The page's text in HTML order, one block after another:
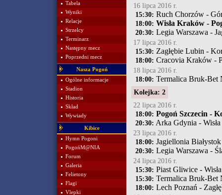
Tabela
Wyniki
Relacje
Strzelcy
Terminarz
Następny mecz
Poprzedni mecz
Nasza Pogoń
Ogólne informacje
Stadion
Historia
Skład
Wywiady
Kibice
Hymn Pogoni
PogońM@NIA
Forum
Galeria
Felietony
Flagi
Vlepki
16 lipca 2016 r.
15:30: Ruch Chorzów -
18:00: Wisła Kraków -
20:30: Legia Warszawa -
17 lipca 2016 r.
15:30: Zagłębie Lubin -
18:00: Cracovia Kraków -
18 lipca 2016 r.
18:00: Termalica Bruk-Bet
Kolejka: 2
22 lipca 2016 r.
18:00: Pogoń Szczecin -
20:30: Arka Gdynia -
23 lipca 2016 r.
18:00: Jagiellonia
20:30: Legia Warszawa -
24 lipca 2016 r.
15:30: Piast Gliwice -
15:30: Termalica Bruk-Bet
18:00: Lech Poznań -